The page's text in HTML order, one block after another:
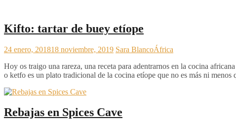
Kifto: tartar de buey etíope
24 enero, 201818 noviembre, 2019 Sara BlancoÁfrica
Hoy os traigo una rareza, una receta para adentrarnos en la cocina
o ketfo es un plato tradicional de la cocina etíope que no es más ni
Rebajas en Spices Cave